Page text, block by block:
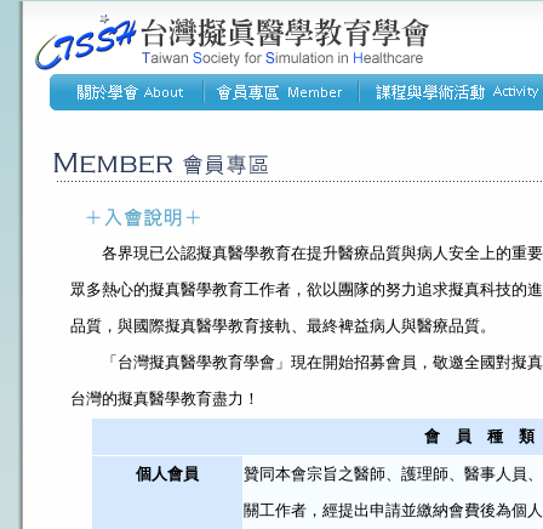
各界現已公認擬真醫學教育在提升醫療品質與病人安全上的重
眾多熱心的擬真醫學教育工作者，欲以團隊的努力追求擬真科技的
品質，與國際擬真醫學教育接軌、最終裨益病人與醫療品質。
「台灣擬真醫學教育學會」現在開始招募會員，敬邀全國對擬
台灣的擬真醫學教育盡力！
會 員 種 類
個人會員
贊同本會宗旨之醫師、護理師、醫事人員
關工作者，經提出申請並繳納會費後為個